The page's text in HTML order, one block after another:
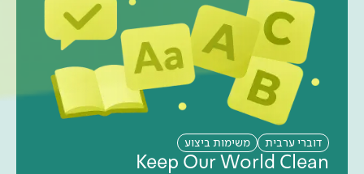
דוברי ערבית משימות ביצוע
Keep Our World Clean